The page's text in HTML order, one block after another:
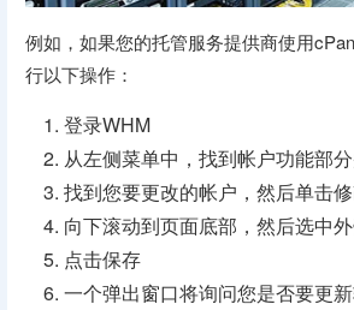
例如，如果您的托管服务提供商使用
行以下操作：
登录WHM
从左侧菜单中，找到帐户功能部
找到您要更改的帐户，然后单击
向下滚动到页面底部，然后选中
点击保存
一个弹出窗口将询问您是否要更